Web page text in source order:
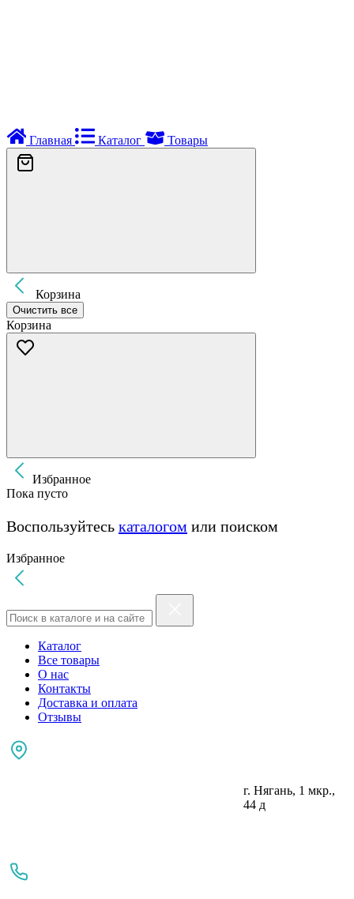
Главная Каталог Товары
Корзина
Очистить все
Корзина
Избранное
Пока пусто
Воспользуйтесь каталогом или поиском
Избранное
Каталог
Все товары
О нас
Контакты
Доставка и оплата
Отзывы
г. Нягань, 1 мкр.,
44 д